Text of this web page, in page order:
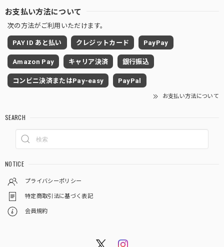
お支払い方法について
次の方法がご利用いただけます。
PAY ID あと払い クレジットカード PayPay
Amazon Pay キャリア決済 銀行振込
コンビニ決済またはPay-easy PayPal
お支払い方法について
SEARCH
NOTICE
プライバシーポリシー
特定商取引法に基づく表記
会員規約